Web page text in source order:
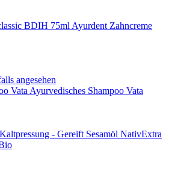
Ayurdent Zahncreme
angesehen
Ayurvedisches Shampoo Vata
Sesamöl NativExtra